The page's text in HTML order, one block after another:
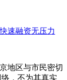
速融资无压力
地区与市民密切
，不为其真实